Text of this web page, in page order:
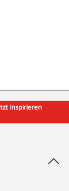
inspirieren